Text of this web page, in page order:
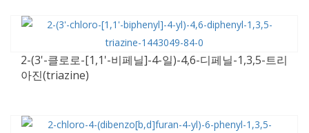
2-(3'-클로로-[1,1'-비페닐]-4-일)-4,6-디페닐-1,3,5-트리
아진(triazine)